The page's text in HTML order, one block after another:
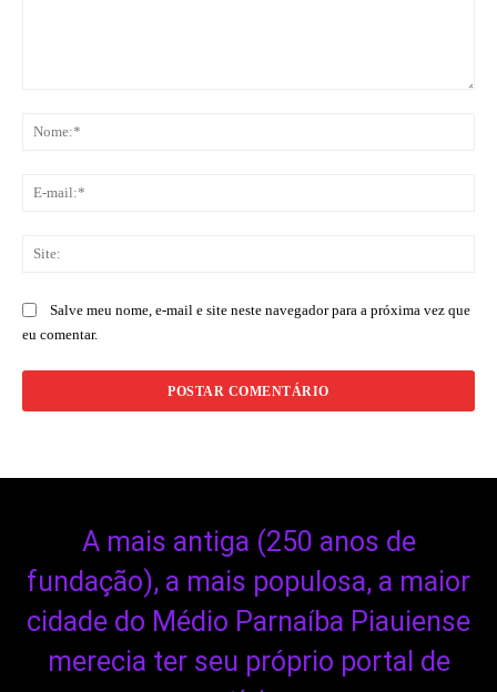
Salve meu nome, e-mail e site neste navegador para a próxima vez que
eu comentar.
A mais antiga (250 anos de
fundação), a mais populosa, a maior
cidade do Médio Parnaíba Piauiense
merecia ter seu próprio portal de